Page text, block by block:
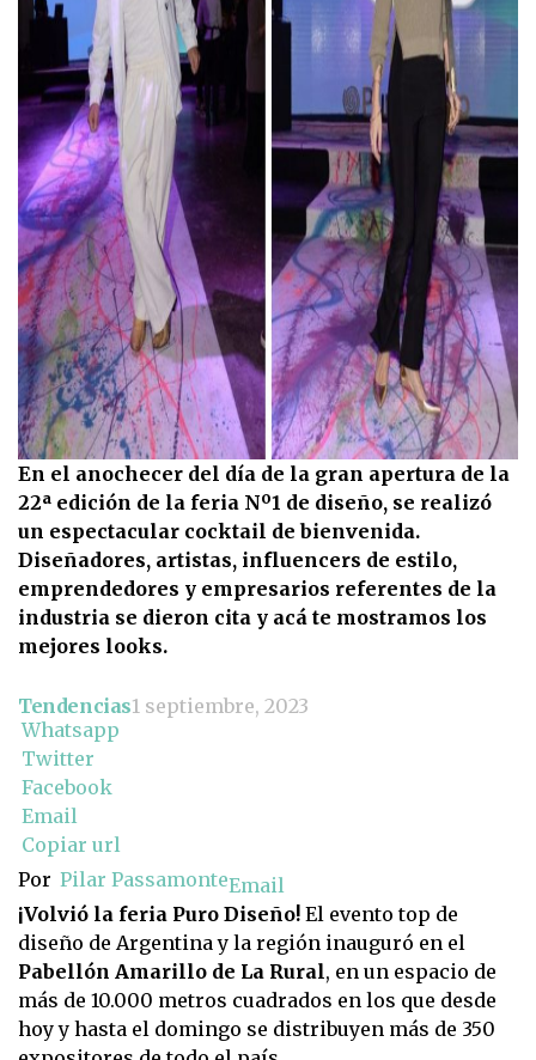
En el anochecer del día de la gran apertura de la
22ª edición de la feria Nº1 de diseño, se realizó
un espectacular cocktail de bienvenida.
Diseñadores, artistas, influencers de estilo,
emprendedores y empresarios referentes de la
industria se dieron cita y acá te mostramos los
mejores looks.
Tendencias1 septiembre, 2023
Whatsapp
Twitter
Facebook
Email
Copiar url
Por Pilar PassamonteEmail
¡Volvió la feria Puro Diseño! El evento top de
diseño de Argentina y la región inauguró en el
Pabellón Amarillo de La Rural, en un espacio de
más de 10.000 metros cuadrados en los que desde
hoy y hasta el domingo se distribuyen más de 350